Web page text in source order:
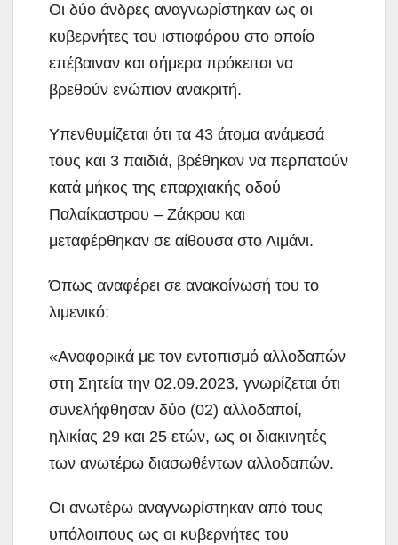
Οι δύο άνδρες αναγνωρίστηκαν ως οι
κυβερνήτες του ιστιοφόρου στο οποίο
επέβαιναν και σήμερα πρόκειται να
βρεθούν ενώπιον ανακριτή.
Υπενθυμίζεται ότι τα 43 άτομα ανάμεσά
τους και 3 παιδιά, βρέθηκαν να περπατούν
κατά μήκος της επαρχιακής οδού
Παλαίκαστρου – Ζάκρου και
μεταφέρθηκαν σε αίθουσα στο Λιμάνι.
Όπως αναφέρει σε ανακοίνωσή του το
λιμενικό:
«Αναφορικά με τον εντοπισμό αλλοδαπών
στη Σητεία την 02.09.2023, γνωρίζεται ότι
συνελήφθησαν δύο (02) αλλοδαποί,
ηλικίας 29 και 25 ετών, ως οι διακινητές
των ανωτέρω διασωθέντων αλλοδαπών.
Οι ανωτέρω αναγνωρίστηκαν από τους
υπόλοιπους ως οι κυβερνήτες του